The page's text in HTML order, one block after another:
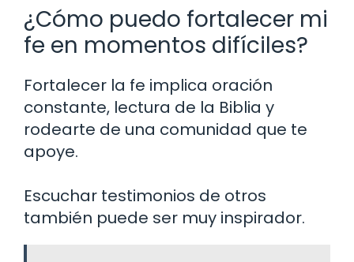
¿Cómo puedo fortalecer mi
fe en momentos difíciles?
Fortalecer la fe implica oración
constante, lectura de la Biblia y
rodearte de una comunidad que te
apoye.
Escuchar testimonios de otros
también puede ser muy inspirador.